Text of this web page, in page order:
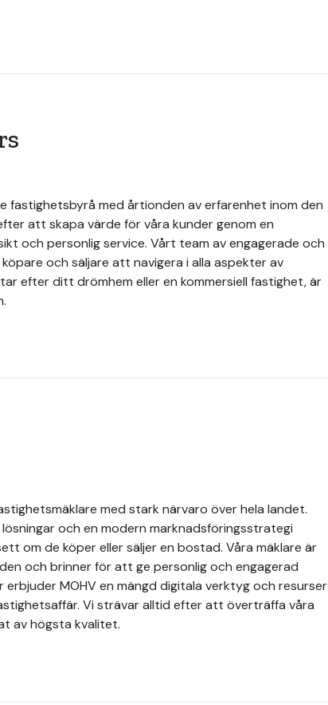
fastighetsbyrå med årtionden av erfarenhet inom den
att skapa värde för våra kunder genom en
och personlig service. Vårt team av engagerade och
och säljare att navigera i alla aspekter av
efter ditt drömhem eller en kommersiell fastighet, är
med stark närvaro över hela landet.
och en modern marknadsföringsstrategi
om de köper eller säljer en bostad. Våra mäklare är
och brinner för att ge personlig och engagerad
MOHV en mängd digitala verktyg och resurser
Vi strävar alltid efter att överträffa våra
av högsta kvalitet.